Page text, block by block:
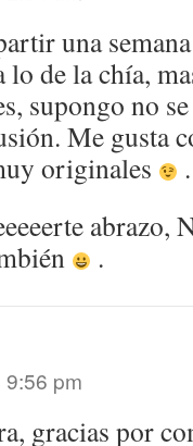
una
de la chía,
supongo no
Me gusta
originales
.
.
pm
gracias por